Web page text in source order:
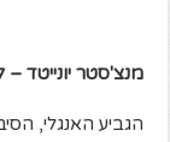
מנצ'סטר יונייטד – ליברפול
הגביע האנגלי,